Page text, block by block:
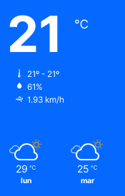
21 ℃
21º - 21º
61%
1.93 km/h
29 ℃
lun
25 ℃
mar